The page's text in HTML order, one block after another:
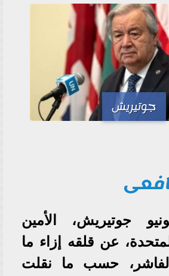
جوتيريش
جوتيريش، الأمين
عن قلقه إزاء ما
حسب ما نقلت